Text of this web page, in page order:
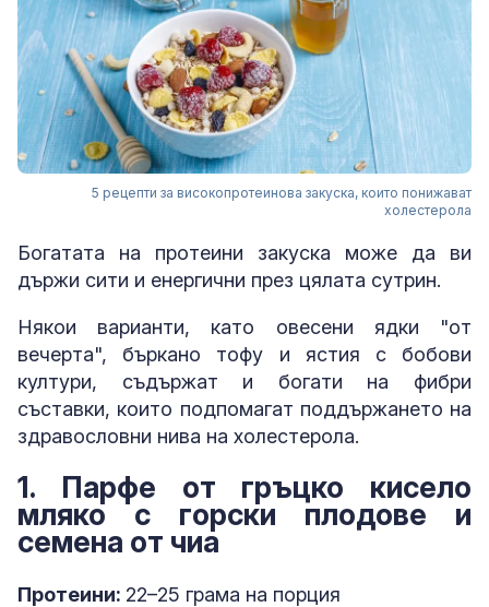
5 рецепти за високопротеинова закуска, които понижават
холестерола
Богатата на протеини закуска може да ви
държи сити и енергични през цялата сутрин.
Някои варианти, като овесени ядки "от
вечерта", бъркано тофу и ястия с бобови
култури, съдържат и богати на фибри
съставки, които подпомагат поддържането на
здравословни нива на холестерола.
1. Парфе от гръцко кисело
мляко с горски плодове и
семена от чиа
Протеини: 22–25 грама на порция